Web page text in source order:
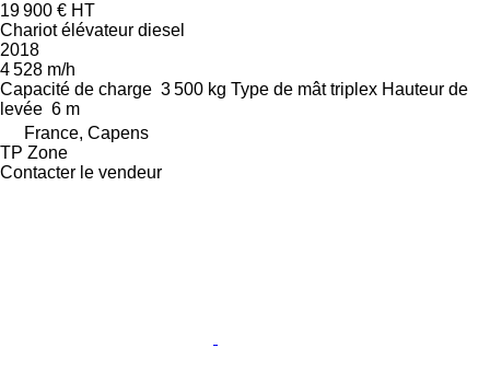
19 900 € HT
Chariot élévateur diesel
2018
4 528 m/h
Capacité de charge 3 500 kg Type de mât triplex Hauteur de
levée 6 m
France, Capens
TP Zone
Contacter le vendeur